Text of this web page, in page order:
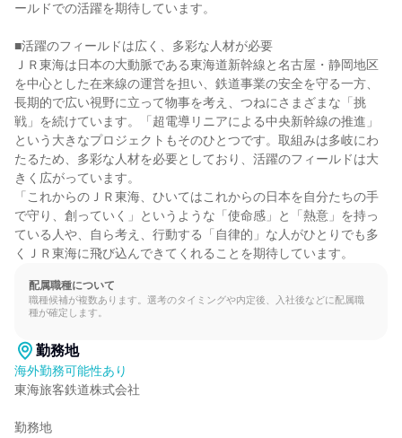
ールドでの活躍を期待しています。
■活躍のフィールドは広く、多彩な人材が必要
ＪＲ東海は日本の大動脈である東海道新幹線と名古屋・静岡地区
を中心とした在来線の運営を担い、鉄道事業の安全を守る一方、
長期的で広い視野に立って物事を考え、つねにさまざまな「挑
戦」を続けています。「超電導リニアによる中央新幹線の推進」
という大きなプロジェクトもそのひとつです。取組みは多岐にわ
たるため、多彩な人材を必要としており、活躍のフィールドは大
きく広がっています。
「これからのＪＲ東海、ひいてはこれからの日本を自分たちの手
で守り、創っていく」というような「使命感」と「熱意」を持っ
ている人や、自ら考え、行動する「自律的」な人がひとりでも多
くＪＲ東海に飛び込んできてくれることを期待しています。
配属職種について
職種候補が複数あります。選考のタイミングや内定後、入社後などに配属職
種が確定します。
勤務地
海外勤務可能性あり
東海旅客鉄道株式会社
勤務地